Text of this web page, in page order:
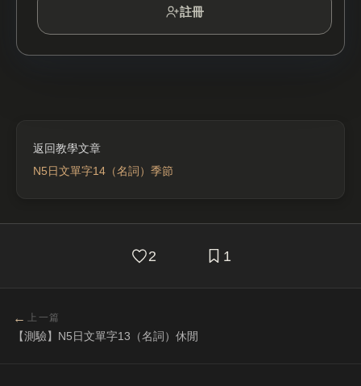
註冊
N5日文單字14（名詞）季節
2 1
← 上一篇
【測驗】N5日文單字13（名詞）休閒